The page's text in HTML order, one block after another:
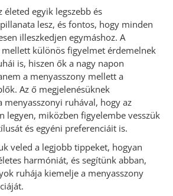
életed egyik legszebb és
lesz, és fontos, hogy minden
illeszkedjen egymáshoz. A
különös figyelmet érdemelnek
is, hiszen ők a nagy napon
a menyasszony mellett a
Az ő megjelenésüknek
menyasszonyi ruhával, hogy az
legyen, miközben figyelembe vesszük
és egyéni preferenciáit is.
veled a legjobb tippeket, hogyan
harmóniát, és segítünk abban,
ruhája kiemelje a menyasszony